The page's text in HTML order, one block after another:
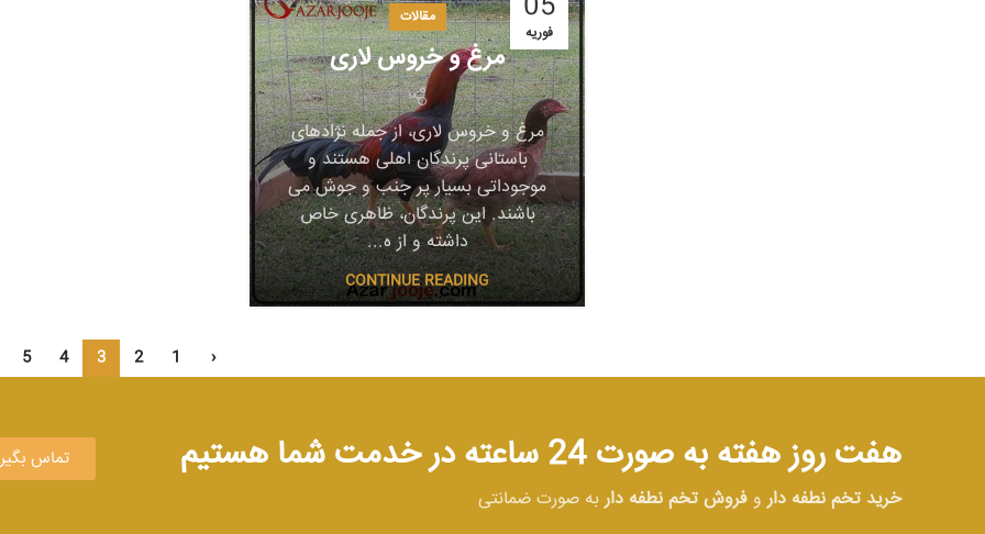
فوریه
مقالات
مرغ و خروس لاری
مرغ و خروس لاری، از جمله نژادهای
باستانی پرندگان اهلی هستند و
موجوداتی بسیار پر جنب و جوش می
باشند. این پرندگان، ظاهری خاص
داشته و از ه...
CONTINUE READING
‹
1
2
3
4
5
هفت روز هفته به صورت 24 ساعته در خدمت شما هستیم
خرید تخم نطفه دار و فروش تخم نطفه دار به صورت ضمانتی
تماس